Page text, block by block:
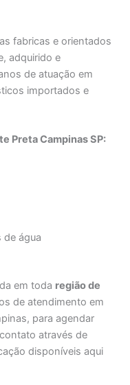
fabricas e orientados
adquirido e
de atuação em
importados e
Preta Campinas SP:
de água
em toda região de
de atendimento em
para agendar
através de
disponíveis aqui